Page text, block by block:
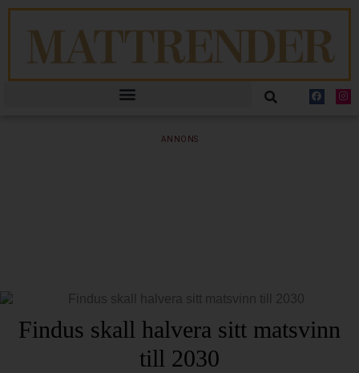
ANNONS
Findus skall halvera sitt matsvinn
till 2030